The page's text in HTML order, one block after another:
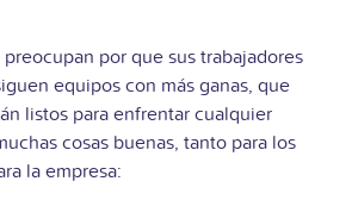
preocupan por que sus trabajadores
equipos con más ganas, que
listos para enfrentar cualquier
cosas buenas, tanto para los
la empresa: